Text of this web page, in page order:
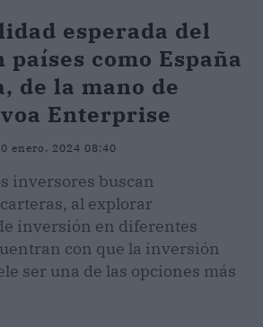
esperada del
como España
de la mano de
Enterprise
enero, 2024 08:40
inversores buscan
al explorar
inversión en diferentes
con que la inversión
ser una de las opciones más